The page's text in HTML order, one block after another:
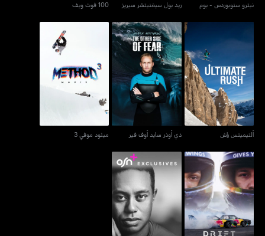
نيترو سنوبوردس - بوم ريد بول سيغنيتشر سيريز 100 فوت ويف
ألتيميتس راش
ألتيميتس راش
ذي أوذر سايد أوف فير
ذي أوذر سايد أوف فير
ميثود موفي 3
ميثود موفي 3
دريفت براذرز تايغر